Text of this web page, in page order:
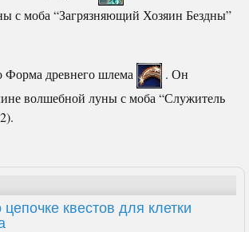
с моба “Загрязняющий Хозяин Бездны”
Форма древнего шлема
. Он
волшебной луны с моба “Служитель
цепочке квестов для клетки